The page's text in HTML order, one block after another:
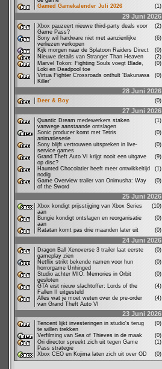
Gamed Gamekalender Juli 2026
(1)
29 Juni 2026
Xbox pauzeert nieuwe third-party deals voor
Game Pass?
(2)
Sony wil hardware niet met aanzienlijke
verliezen verkopen
(6)
Kijk morgen naar de Splatoon Raiders Direct
(0)
Nieuwe details van Stranger Than Heaven
(2)
Marvel Tokon: Fighting Souls voegt Blade,
Loki en Deadpool toe
(0)
Virtua Fighter Crossroads onthult ‘Bakunawa
Killer’
(0)
28 Juni 2026
Deer & Boy (0)
27 Juni 2026
Quantic Dream medewerkers staken
vanwege aanstaande ontslagen
(1)
Sonic producer komt met Tetris
animatieserie
(0)
Sony blijft vertrouwen uitspreken in live-
service games
(0)
Grand Theft Auto VI krijgt nooit een uitgave
op disc?
(9)
Haunted Chocolatier heeft meer ontwikkeltijd
nodig
(1)
Game Overview trailer van Onimusha: Way
of the Sword
(0)
25 Juni 2026
Xbox kondigt prijsstijging van Xbox Series
aan
(10)
Bungie kondigt ontslagen en reorganisatie
aan
(0)
Ratatan komt pas drie maanden later uit
(0)
24 Juni 2026
Dragon Ball Xenoverse 3 trailer laat eerste
gameplay zien
(0)
Netflix strikt bekende namen voor hun
horrorgame Unhinged
(0)
Studio achter MIO: Memories in Orbit
gesloten
(0)
GTA eist nieuw slachtoffer: Lords of the
Fallen II uitgesteld
(4)
Alles wat je moet weten over de pre-order
van Grand Theft Auto VI
(4)
23 Juni 2026
Tencent lijkt investeringen in studio's terug
te willen trekken
(0)
Verfilming van Sea of Thieves in de maak
(0)
Ori director spreekt zich uit tegen Game
Pass strategie
(1)
Xbox CEO en Kojima laten zich uit over OD
(0)